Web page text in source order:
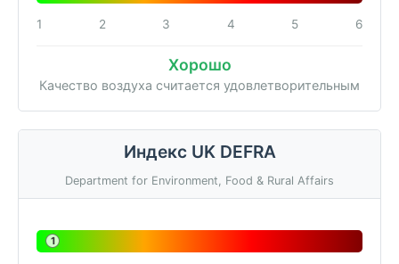
1 2 3 4 5 6
Хорошо
Качество воздуха считается удовлетворительным
Индекс UK DEFRA
Department for Environment, Food & Rural Affairs
1